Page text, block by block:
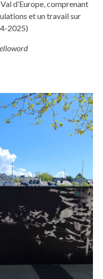
d’Europe, comprenant
et un travail sur
2025)